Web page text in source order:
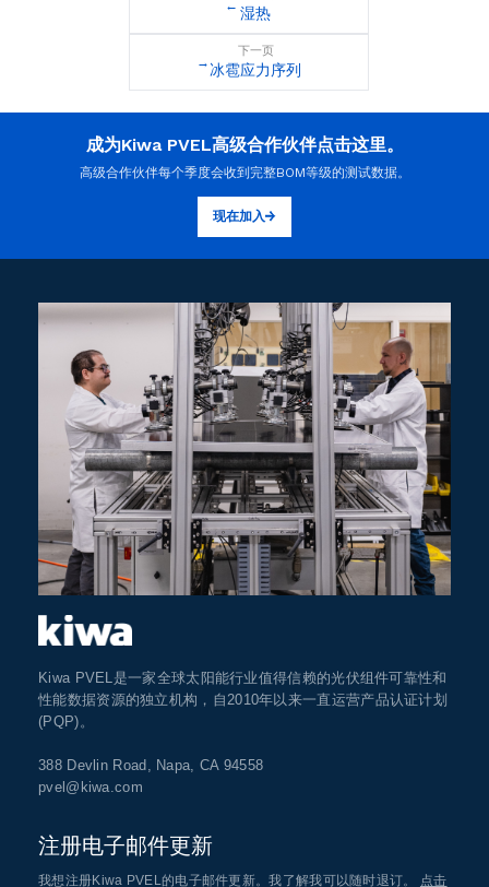
← 湿热
下一页
冰雹应力序列
→
成为Kiwa PVEL高级合作伙伴点击这里。
高级合作伙伴每个季度会收到完整BOM等级的测试数据。
现在加入
Kiwa PVEL是一家全球太阳能行业值得信赖的光伏组件可靠性和
性能数据资源的独立机构，自2010年以来一直运营产品认证计划
(PQP)。
388 Devlin Road, Napa, CA 94558
pvel@kiwa.com
注册电子邮件更新
我想注册Kiwa PVEL的电子邮件更新。我了解我可以随时退订。 点击